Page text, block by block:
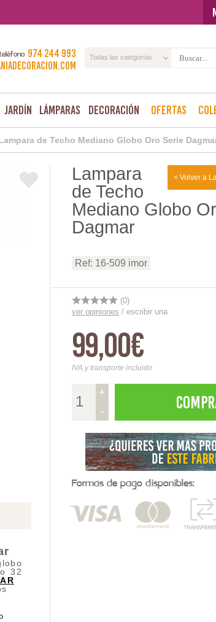
974 244 993
Todas las categorías
Jardín Lámparas Decoración Ofertas
de Techo Mediano Globo Oro Serie
32
< Volver a
Lampara
de Techo
Mediano Globo
Dagmar
Ref: 16-509 imor
(0)
ver opiniones / escribir una
99,00€
IVA y transporte incluido
+
-
Formas de pago disponibles: